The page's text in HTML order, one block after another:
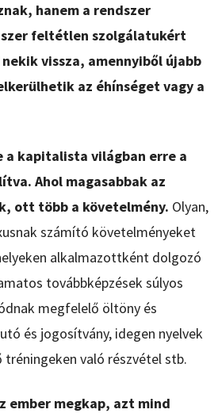
hanem a rendszer
feltétlen szolgálatukért
vissza, amennyiből újabb
az éhínséget vagy a
a kapitalista világban erre a
Ahol magasabbak az
ott több a követelmény. Olyan,
számító követelményeket
alkalmazottként dolgozó
továbbképzések súlyos
megfelelő öltöny és
és jogosítvány, idegen nyelvek
való részvétel stb.
ember megkap, azt mind